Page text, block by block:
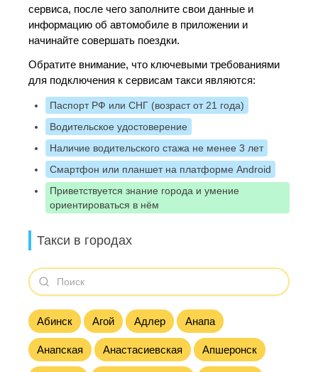
сервиса, после чего заполните свои данные и
информацию об автомобиле в приложении и
начинайте совершать поездки.
Обратите внимание, что ключевыми требованиями
для подключения к сервисам такси являются:
Паспорт РФ или СНГ (возраст от 21 года)
Водительское удостоверение
Наличие водительского стажа не менее 3 лет
Смартфон или планшет на платформе Android
Приветствуется знание города и умение
ориентироваться в нём
Такси в городах
Абинск Агой Адлер Анапа
Анапская Анастасиевская Апшеронск